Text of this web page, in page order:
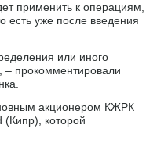
применить к операциям,
есть уже после введения
или иного
– прокомментировали
акционером КЖРК
(Кипр), которой